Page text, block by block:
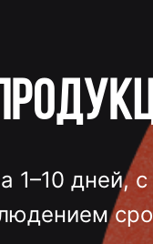
1–10 дней,